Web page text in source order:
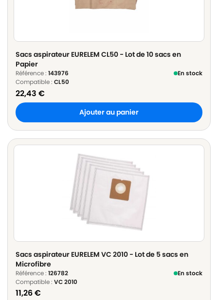
Sacs aspirateur EURELEM CL50 - Lot de 10 sacs en
Papier
Référence : 143976
En stock
Compatible : CL50
22,43 €
Ajouter au panier
Sacs aspirateur EURELEM VC 2010 - Lot de 5 sacs en
Microfibre
Référence : 126782
En stock
Compatible : VC 2010
11,26€